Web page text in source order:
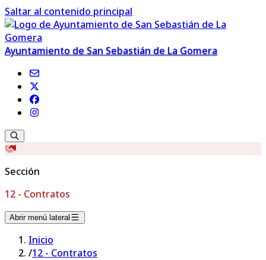
Saltar al contenido principal
Ayuntamiento de San Sebastián de La Gomera
Sección
12 - Contratos
Abrir menú lateral
Inicio
/12 - Contratos